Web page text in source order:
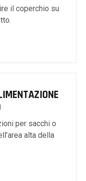
il coperchio su
per sacchi o
alta della